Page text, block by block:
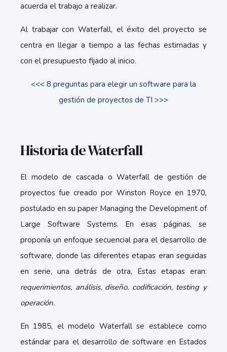
acuerda el trabajo a realizar.
Al trabajar con Waterfall, el éxito del proyecto se
centra en llegar a tiempo a las fechas estimadas y
con el presupuesto fijado al inicio.
<<< 8 preguntas para elegir un software para la
gestión de proyectos de TI >>>
Historia de Waterfall
El modelo de cascada o Waterfall de gestión de
proyectos fue creado por Winston Royce en 1970,
postulado en su paper Managing the Development of
Large Software Systems. En esas páginas, se
proponía un enfoque secuencial para el desarrollo de
software, donde las diferentes etapas eran seguidas
en serie, una detrás de otra, Estas etapas eran:
requerimientos, análisis, diseño, codificación, testing y
operación.
En 1985, el modelo Waterfall se establece como
estándar para el desarrollo de software en Estados